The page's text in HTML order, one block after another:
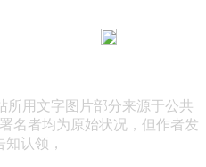
所用文字图片部分来源于公共
名者均为原始状况，但作者发
认领，